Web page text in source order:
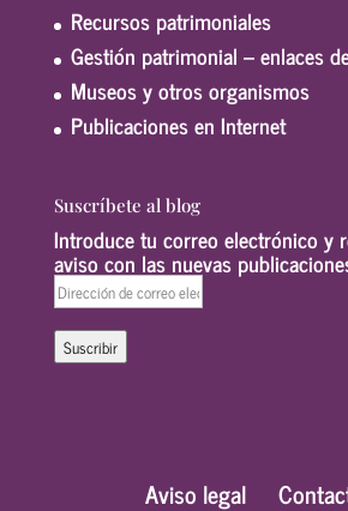
Recursos patrimoniales
Gestión patrimonial – enlaces
Museos y otros organismos
Publicaciones en Internet
Suscríbete al blog
Introduce tu correo electrónico y
aviso con las nuevas
Dirección
de
correo
electrónico
Suscribir
Aviso legal